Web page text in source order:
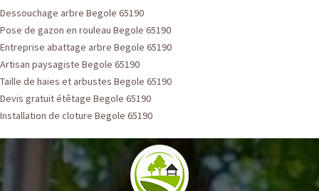
Dessouchage arbre Begole 65190
Pose de gazon en rouleau Begole 65190
Entreprise abattage arbre Begole 65190
Artisan paysagiste Begole 65190
Taille de haies et arbustes Begole 65190
Devis gratuit étêtage Begole 65190
Installation de cloture Begole 65190